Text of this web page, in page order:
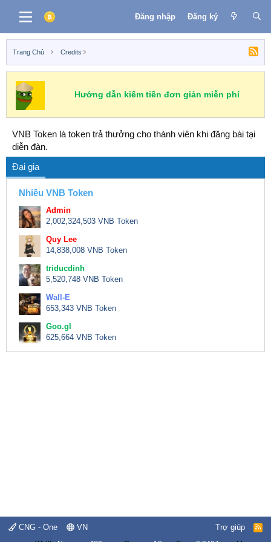
Đăng nhập Đăng ký
Trang Chủ Credits
Hướng dẫn kiếm tiền đơn giản miễn phí
VNB Token là token trả thưởng cho thành viên khi đăng bài tại
diễn đàn.
Đại gia
Nhiều VNB Token
Admin
2,002,324,503 VNB Token
Quy Lee
14,838,008 VNB Token
triducdinh
5,520,748 VNB Token
Wall-E
653,343 VNB Token
Goo.gl
625,664 VNB Token
CNG - One VN Trợ giúp
R